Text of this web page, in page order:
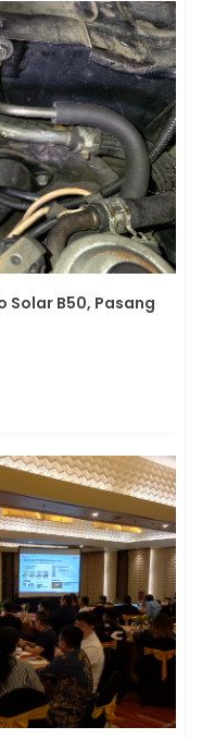
Solar B50, Pasang